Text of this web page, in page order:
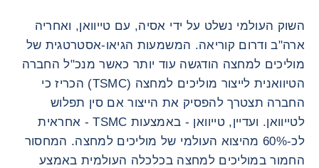
השוק העולמי נשלט על ידי אסיה, עם טייוואן, ואחריה
ארה"ב ודרום קוריאה. המשמעות הגיאו-אסטרטגית של
מוליכים למחצה הודגשה עוד יותר כאשר מנכ"ל החברה
הטיוואנית לייצור מוליכים למחצה (TSMC) הכריז כי
החברה תצטרך להפסיק את הייצור אם סין תפלוש
לטייוואן. ועדיין, טייוואן - באמצעות TSMC - אחראית
לכ-60% מהיצוא העולמי של מוליכים למחצה. המחסור
החמור במוליכים למחצה בכלכלה העולמית באמצע